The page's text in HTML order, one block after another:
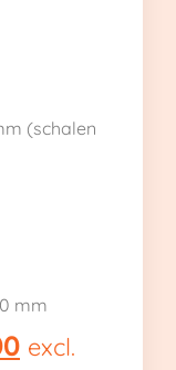
(schalen
mm
excl.